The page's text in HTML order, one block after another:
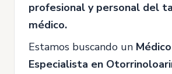
profesional y personal del
médico.
Estamos buscando un Médico
Especialista en